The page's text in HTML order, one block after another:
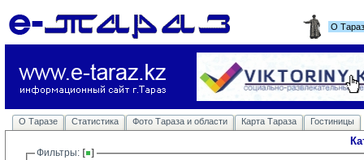
О
О Таразе Статистика Фото Тараза и области Карта Тараза Гостиницы
Фильтры: